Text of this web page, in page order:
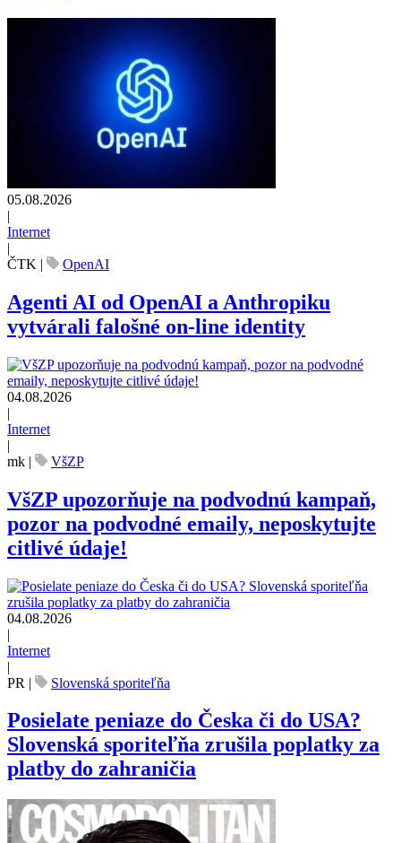
05.08.2026
|
Internet
|
ČTK | OpenAI
Agenti AI od OpenAI a Anthropiku
vytvárali falošné on-line identity
04.08.2026
|
Internet
|
mk | VšZP
VšZP upozorňuje na podvodnú kampaň,
pozor na podvodné emaily, neposkytujte
citlivé údaje!
04.08.2026
|
Internet
|
PR | Slovenská sporiteľňa
Posielate peniaze do Česka či do USA?
Slovenská sporiteľňa zrušila poplatky za
platby do zahraničia